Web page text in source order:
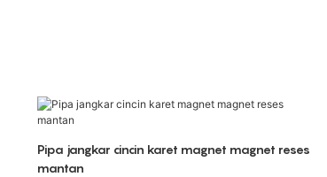
Pipa jangkar cincin karet magnet magnet reses
mantan